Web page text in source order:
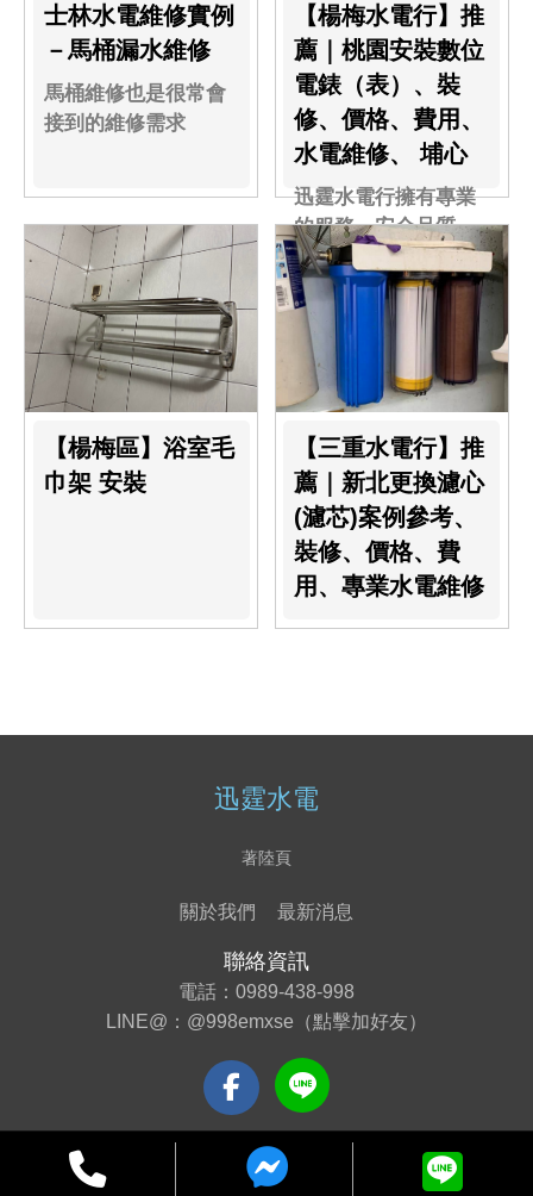
士林水電維修實例
－馬桶漏水維修
馬桶維修也是很常會
接到的維修需求
【楊梅水電行】推
薦｜桃園安裝數位
電錶（表）、裝
修、價格、費用、
水電維修、 埔心
迅霆水電行擁有專業
的服務、安全品質，
今天到楊梅的宿舍進
行安裝數位電錶！
【楊梅區】浴室毛
巾架 安裝
【三重水電行】推
薦｜新北更換濾心
(濾芯)案例參考、
裝修、價格、費
用、專業水電維修
迅霆水電
著陸頁
關於我們 最新消息
聯絡資訊
電話： 0989-438-998
LINE@： @998emxse（點擊加好友）
Copyright 2020 迅霆水電